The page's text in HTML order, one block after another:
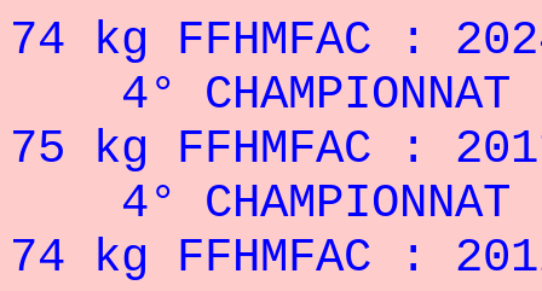
74 kg FFHMFAC :
4° CHAMPIONNAT
75 kg FFHMFAC :
4° CHAMPIONNAT
74 kg FFHMFAC :